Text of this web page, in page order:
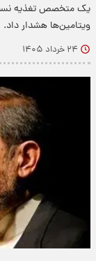
یک متخصص تغذیه
ویتامین‌ها هشدار داد.
۲۴ خرداد ۱۴۰۵